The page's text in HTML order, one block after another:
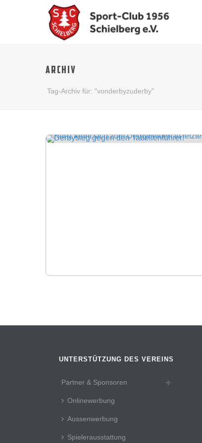
ARCHIV
Tag-Archiv für: "vonderbyzuderby"
UNTERSTÜTZUNG DES VEREINS
Partner & Sponsoren
Onlinewerbung
Aussenwerbung
Spielerausstattung